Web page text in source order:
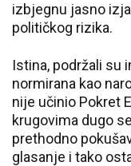
izbjegnu jasno
političkog rizika.
Istina, podržali su
normirana kao
nije učinio Pokret
krugovima dugo
prethodno
glasanje i tako